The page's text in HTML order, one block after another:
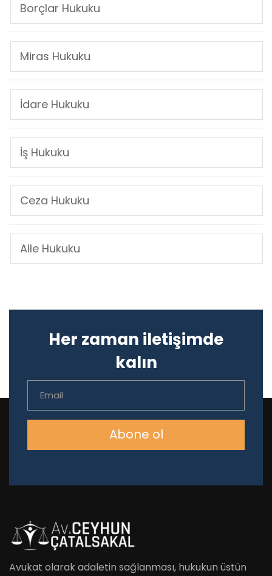
Borçlar Hukuku
Miras Hukuku
İdare Hukuku
İş Hukuku
Ceza Hukuku
Aile Hukuku
Her zaman iletişimde
kalın
Abone ol
Avukat olarak adaletin sağlanması, hukukun üstün